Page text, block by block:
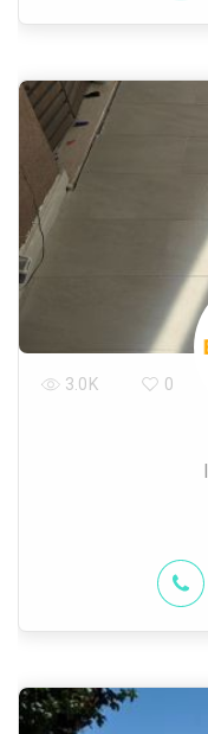
3.0K 0